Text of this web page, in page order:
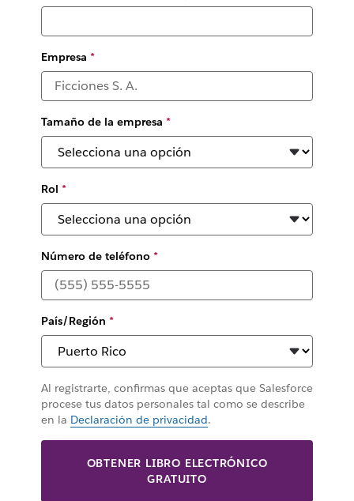
Empresa *
Tamaño de la empresa *
Rol *
Número de teléfono*
País/Región *
Al registrarte, confirmas que aceptas que Salesforce
procese tus datos personales tal como se describe
en la Declaración de privacidad.
OBTENER LIBRO ELECTRÓNICO
GRATUITO